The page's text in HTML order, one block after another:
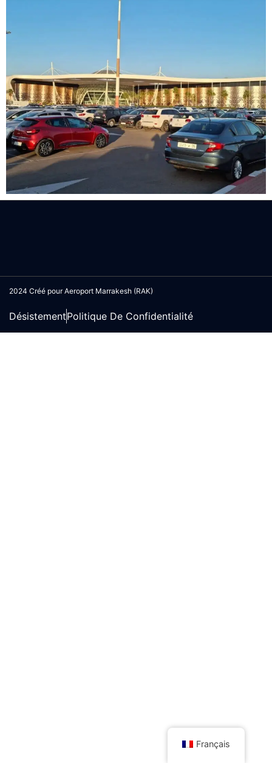
2024 Créé pour Aeroport Marrakesh (RAK)
DésistementPolitique De Confidentialité
Français